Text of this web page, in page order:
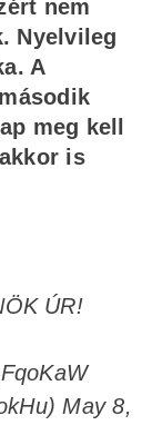
nem
Nyelvileg
A
meg kell
is
ÚR!
May 8,